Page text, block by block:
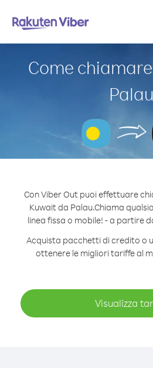
Come
Palau
Con Viber Out puoi effettuare
Kuwait da Palau.Chiama
linea fissa o mobile! - a partire
Acquista pacchetti di credito o
ottenere le migliori tariffe al
Visualizza